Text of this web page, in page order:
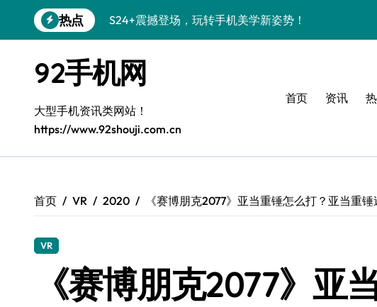
到
热点
S24+震撼登场，玩转手机美学新姿势！
A56 5G登场，潮玩新定义！
三星S26上头！个性潮玩美到炸裂
S25潮改指南：个性定制，酷到没朋友！
Galaxy C55 5G潮定新定义
Galaxy Z Flip6：折叠潮流，秒杀全场
S25 Ultra颜值炸裂！定制主题潮翻天
92手机网
大型手机资讯类网站！
https://www.92shouji.com.cn
首页 资讯
首页 VR 2020 《赛博朋克2077》亚当重锤怎么打？亚当重
VR
《赛博朋克2077》亚